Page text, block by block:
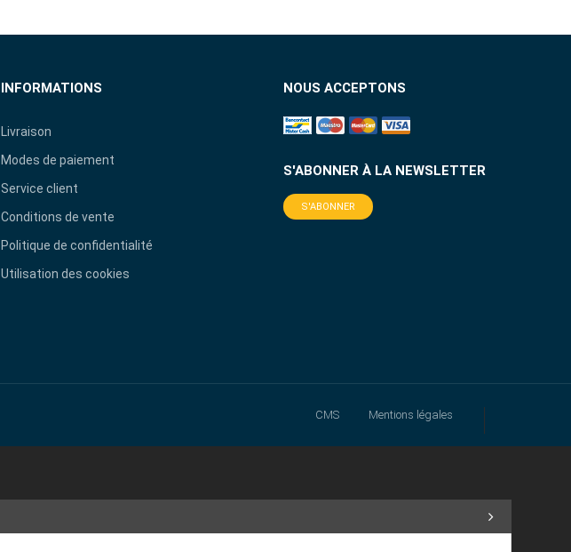
INFORMATIONS
Livraison
Modes de paiement
Service client
Conditions de vente
Politique de confidentialité
Utilisation des cookies
NOUS ACCEPTONS
S'ABONNER À LA NEWSLETTER
S'ABONNER
CMS Mentions légales